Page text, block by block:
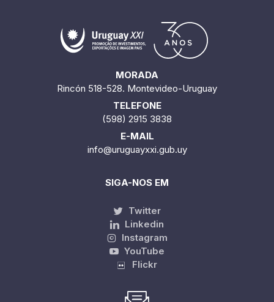
MORADA
Rincón 518-528. Montevideo-Uruguay
TELEFONE
(598) 2915 3838
E-MAIL
info@uruguayxxi.gub.uy
SIGA-NOS EM
Twitter
Linkedin
Instagram
YouTube
Flickr